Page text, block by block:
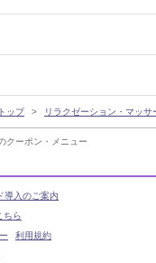
クーポン・メニュー
ップ リラクゼーション・マッ
導入のご案内
ちら
利用規約